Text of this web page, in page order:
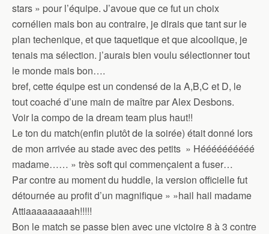
stars » pour l’équipe. J’avoue que ce fut un choix
cornélien mais bon au contraire, je dirais que tant sur le
plan techenique, et que taquetique et que alcoolique, je
tenais ma sélection. j’aurais bien voulu sélectionner tout
le monde mais bon….
bref, cette équipe est un condensé de la A,B,C et D, le
tout coaché d’une main de maître par Alex Desbons.
Voir la compo de la dream team plus haut!!
Le ton du match(enfin plutôt de la soirée) était donné lors
de mon arrivée au stade avec des petits » Héééééééééé
madame…… » très soft qui commençaient a fuser…
Par contre au moment du huddle, la version officielle fut
détournée au profit d’un magnifique » »hail hail madame
Attiaaaaaaaaah!!!!!
Bon le match se passe bien avec une victoire 8 à 3 contre